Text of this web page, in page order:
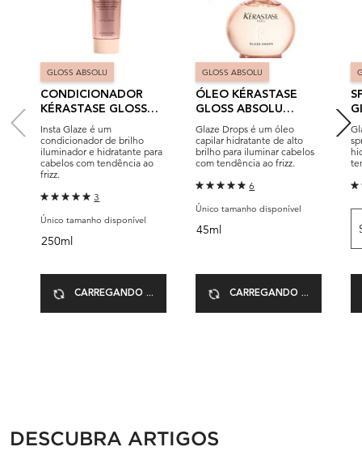
GLOSS ABSOLU
CONDICIONADOR
KÉRASTASE GLOSS
ABSOLU INSTA GLAZE
Insta Glaze é um
condicionador de brilho
iluminador e hidratante para
cabelos com tendência ao
frizz.
3
Único tamanho disponível
250ml
CARREGANDO ...
GLOSS ABSOLU
ÓLEO KÉRASTASE
GLOSS ABSOLU
GLAZE DROPS
Glaze Drops é um óleo
capilar hidratante de alto
brilho para iluminar cabelos
com tendência ao frizz.
6
Único tamanho disponível
45ml
CARREGANDO ...
DESCUBRA ARTIGOS